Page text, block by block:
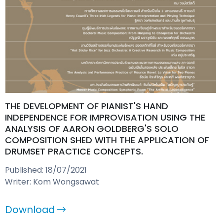
THE DEVELOPMENT OF PIANIST'S HAND
INDEPENDENCE FOR IMPROVISATION USING THE
ANALYSIS OF AARON GOLDBERG'S SOLO
COMPOSITION SHED WITH THE APPLICATION OF
DRUMSET PRACTICE CONCEPTS.
Published: 18/07/2021
Writer: Kom Wongsawat
Download